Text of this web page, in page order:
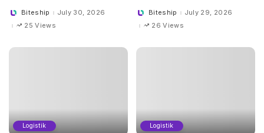
PostedBiteship
July 30, 2026
25 Views
PostedBiteship
July 29, 2026
26 Views
Logistik Logistik